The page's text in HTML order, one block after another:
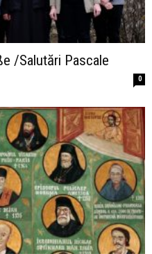
/Salutări Pascale
0